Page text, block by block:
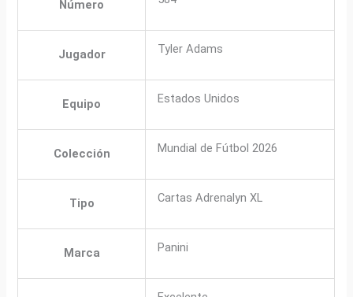
Número
Jugador Tyler Adams
Equipo Estados Unidos
Colección Mundial de Fútbol 2026
Tipo Cartas Adrenalyn XL
Marca Panini